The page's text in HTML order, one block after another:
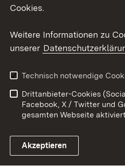
Youtube
Link zum Landesportal
Kontakt
Barrierefreiheit
Impressum
Cookies.
Weitere Informationen zu
unserer
Technisch notwendige
Drittanbieter-Cookies
Facebook, X / Twitter und
gesamten Webseite
Akzeptieren